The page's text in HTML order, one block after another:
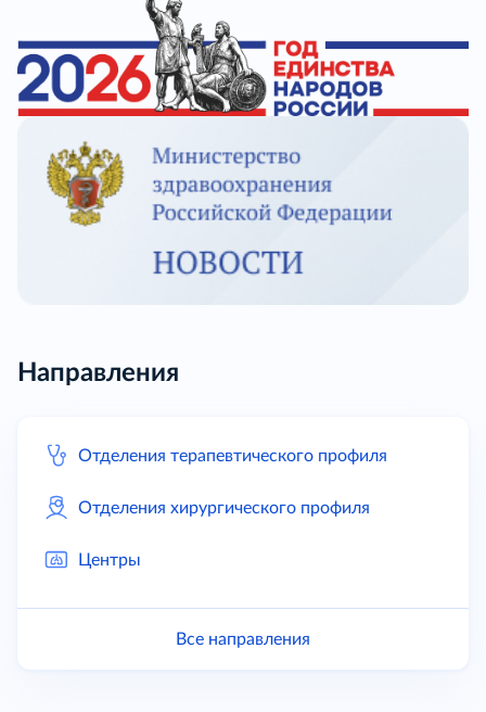
Направления
Отделения терапевтического профиля
Отделения хирургического профиля
Центры
Все направления